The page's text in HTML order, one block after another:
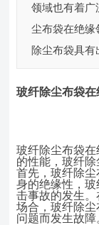
领域也有着广
尘布袋在绝缘
除尘布袋具有
玻纤除尘布袋在
玻纤除尘布袋
的性能，玻纤除
首先，玻纤除
身的绝缘性，
击事故的发生
场合，玻纤除
问题而发生故障